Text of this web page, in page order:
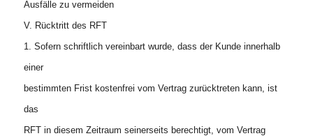
Ausfälle zu vermeiden
V. Rücktritt des RFT
1. Sofern schriftlich vereinbart wurde, dass der Kunde innerhalb
einer
bestimmten Frist kostenfrei vom Vertrag zurücktreten kann, ist
das
RFT in diesem Zeitraum seinerseits berechtigt, vom Vertrag